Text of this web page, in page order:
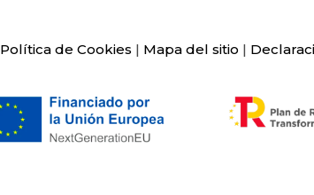
Política de Cookies | Mapa del sitio |